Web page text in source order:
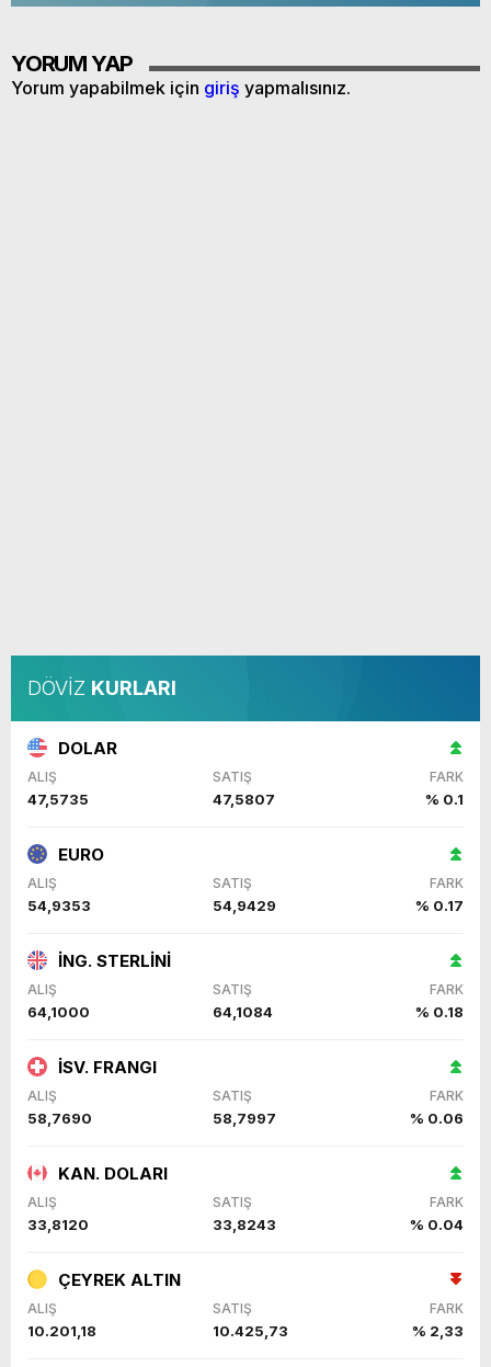
YORUM YAP
Yorum yapabilmek için giriş yapmalısınız.
DÖVİZ KURLARI
DOLAR
ALIŞ SATIŞ FARK
47,5735 47,5807 % 0.1
EURO
ALIŞ SATIŞ FARK
54,9353 54,9429 % 0.17
İNG. STERLİNİ
ALIŞ SATIŞ FARK
64,1000 64,1084 % 0.18
İSV. FRANGI
ALIŞ SATIŞ FARK
58,7690 58,7997 % 0.06
KAN. DOLARI
ALIŞ SATIŞ FARK
33,8120 33,8243 % 0.04
ÇEYREK ALTIN
ALIŞ SATIŞ FARK
10.201,18 10.425,73 % 2,33